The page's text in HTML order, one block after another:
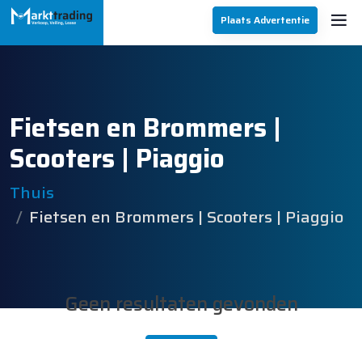
Plaats Advertentie
Fietsen en Brommers |
Scooters | Piaggio
Thuis
Fietsen en Brommers | Scooters | Piaggio
Geen resultaten gevonden